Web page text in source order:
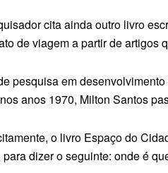
cita ainda outro livro
de viagem a partir de artigos
pesquisa em
anos 1970, Milton Santos
o livro Espaço do
para dizer o seguinte: onde é